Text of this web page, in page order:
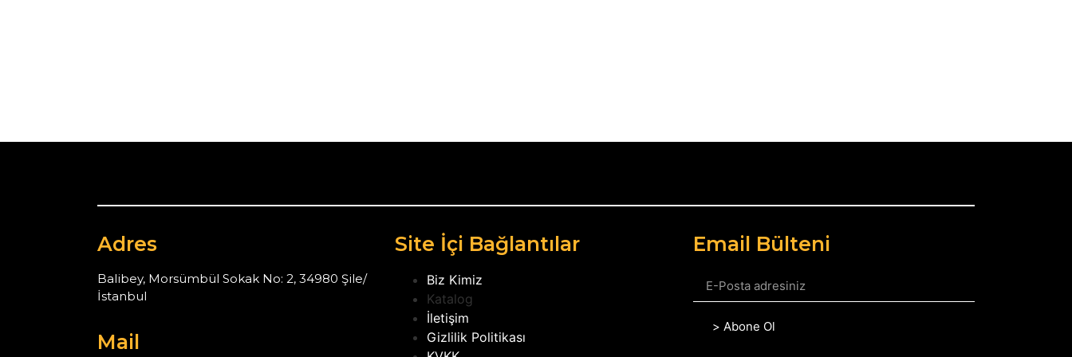
Adres
Balibey, Morsümbül Sokak No: 2, 34980 Şile/
İstanbul
Mail
Site İçi Bağlantılar
Biz Kimiz
Katalog
İletişim
Gizlilik Politikası
Email Bülteni
> Abone Ol